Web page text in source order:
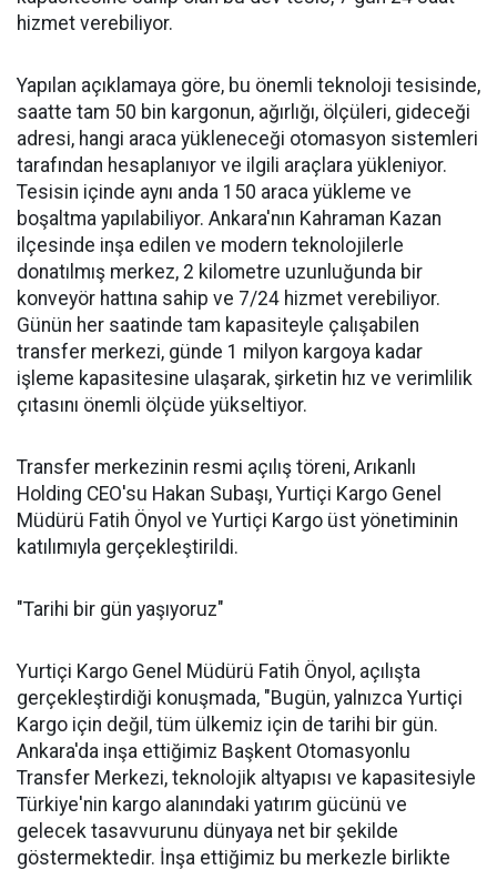
hizmet verebiliyor.
Yapılan açıklamaya göre, bu önemli teknoloji tesisinde,
saatte tam 50 bin kargonun, ağırlığı, ölçüleri, gideceği
adresi, hangi araca yükleneceği otomasyon sistemleri
tarafından hesaplanıyor ve ilgili araçlara yükleniyor.
Tesisin içinde aynı anda 150 araca yükleme ve
boşaltma yapılabiliyor. Ankara'nın Kahraman Kazan
ilçesinde inşa edilen ve modern teknolojilerle
donatılmış merkez, 2 kilometre uzunluğunda bir
konveyör hattına sahip ve 7/24 hizmet verebiliyor.
Günün her saatinde tam kapasiteyle çalışabilen
transfer merkezi, günde 1 milyon kargoya kadar
işleme kapasitesine ulaşarak, şirketin hız ve verimlilik
çıtasını önemli ölçüde yükseltiyor.
Transfer merkezinin resmi açılış töreni, Arıkanlı
Holding CEO'su Hakan Subaşı, Yurtiçi Kargo Genel
Müdürü Fatih Önyol ve Yurtiçi Kargo üst yönetiminin
katılımıyla gerçekleştirildi.
"Tarihi bir gün yaşıyoruz"
Yurtiçi Kargo Genel Müdürü Fatih Önyol, açılışta
gerçekleştirdiği konuşmada, "Bugün, yalnızca Yurtiçi
Kargo için değil, tüm ülkemiz için de tarihi bir gün.
Ankara'da inşa ettiğimiz Başkent Otomasyonlu
Transfer Merkezi, teknolojik altyapısı ve kapasitesiyle
Türkiye'nin kargo alanındaki yatırım gücünü ve
gelecek tasavvurunu dünyaya net bir şekilde
göstermektedir. İnşa ettiğimiz bu merkezle birlikte